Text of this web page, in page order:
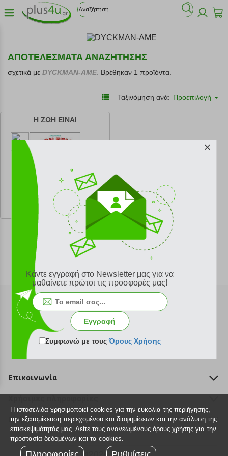
ΑΠΟΤΕΛΕΣΜΑΤΑ ΑΝΑΖΗΤΗΣΗΣ
σχετικά με DYCKMAN-AME. Βρέθηκαν 1 προϊόντα.
Ταξινόμηση ανά: Προεπιλογή
Η ΖΩΗ ΕΙΝΑΙ
κωδ. 108174456
10.98 €
Ελάχιστη 30 ημερών 12.20 €
Προτεινόμενη λιανική 12.20 €
Εγγραφή στο newsletter
Επικοινωνία
211 2000 700
info@plus4u.gr
Η εταιρία
Σημεία παραλαβής
Ευκαιρίες καριέρας
Βοήθεια
Εξέλιξη παραγγελίας
Τρόποι παραγγελίας
Κάντε εγγραφή στο Newsletter μας για να
μαθαίνετε πρώτοι τις προσφορές μας!
Εγγραφή
Συμφωνώ με τουςΌρους Χρήσης
Η ιστοσελίδα χρησιμοποιεί cookies για την ευκολία της περιήγησης,
την εξατομίκευση περιεχομένου και διαφημίσεων και την ανάλυση της
επισκεψιμότητάς μας. Δείτε τους ανανεωμένους όρους χρήσης για την
προστασία δεδομένων και τα cookies.